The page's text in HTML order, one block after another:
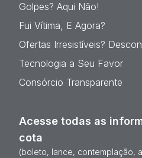
Golpes? Aqui Não!
Fui Vítima, E Agora?
Ofertas Irresistíveis?
Tecnologia a Seu Favor
Consórcio Transparente
Acesse todas as
cota
(boleto, lance, contemplação,